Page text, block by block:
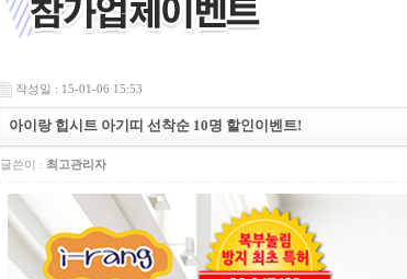
작성일 : 15-01-06 15:53
아이랑 힙시트 아기띠 선착순 10명 할인이벤트!
글쓴이 : 최고관리자